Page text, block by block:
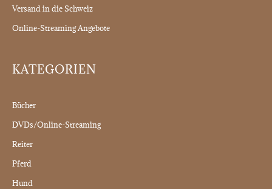
Versand in die Schweiz
Online-Streaming Angebote
KATEGORIEN
Bücher
DVDs/Online-Streaming
Reiter
Pferd
Hund